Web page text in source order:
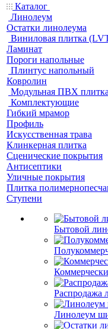
Каталог
Линолеум
Остатки линолеума
Виниловая плитка
Ламинат
Пороги напольные
Плинтус напольный
Ковролин
Модульная ПВХ плитка
Комплектующие
Гибкий мрамор
Профиль
Искусственная трава
Клинкерная плитка
Сценические покрытия
Антисептики
Уличные покрытия
Плитка
Ступени
Бытовой
Распродажа
Линолеум